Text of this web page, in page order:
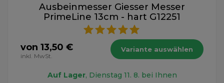
Ausbeinmesser Giesser Messer
PrimeLine 13cm - hart G12251
von 13,50 €
inkl. MwSt.
Variante auswählen
Auf Lager, Dienstag 11. 8. bei Ihnen